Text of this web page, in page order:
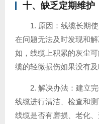
十、缺乏定期维护
1. 原因：线缆长期
在问题无法及时发现和
如，线缆上积累的灰尘
缆的轻微损伤如果没有
2. 解决办法：建立
线缆进行清洁、检查和
线缆是否有磨损、老化